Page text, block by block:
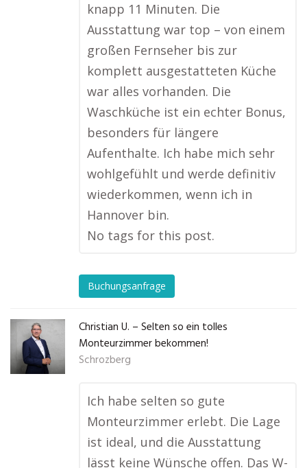
knapp 11 Minuten. Die
Ausstattung war top – von einem
großen Fernseher bis zur
komplett ausgestatteten Küche
war alles vorhanden. Die
Waschküche ist ein echter Bonus,
besonders für längere
Aufenthalte. Ich habe mich sehr
wohlgefühlt und werde definitiv
wiederkommen, wenn ich in
Hannover bin.
No tags for this post.
Buchungsanfrage
Christian U. – Selten so ein tolles
Monteurzimmer bekommen!
Schrozberg
Ich habe selten so gute
Monteurzimmer erlebt. Die Lage
ist ideal, und die Ausstattung
lässt keine Wünsche offen. Das W-